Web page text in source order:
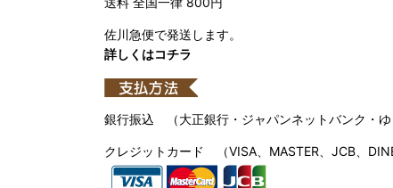
佐川急便で発送します。
詳しくはコチラ
銀行振込 （大正銀行・ジャパンネットバンク・ゆ
クレジットカード （VISA、MASTER、JCB、